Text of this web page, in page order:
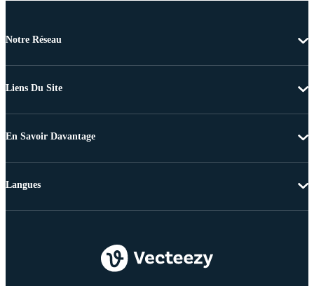
Notre Réseau
Liens Du Site
En Savoir Davantage
Langues